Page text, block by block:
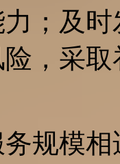
；及
，采
务规模